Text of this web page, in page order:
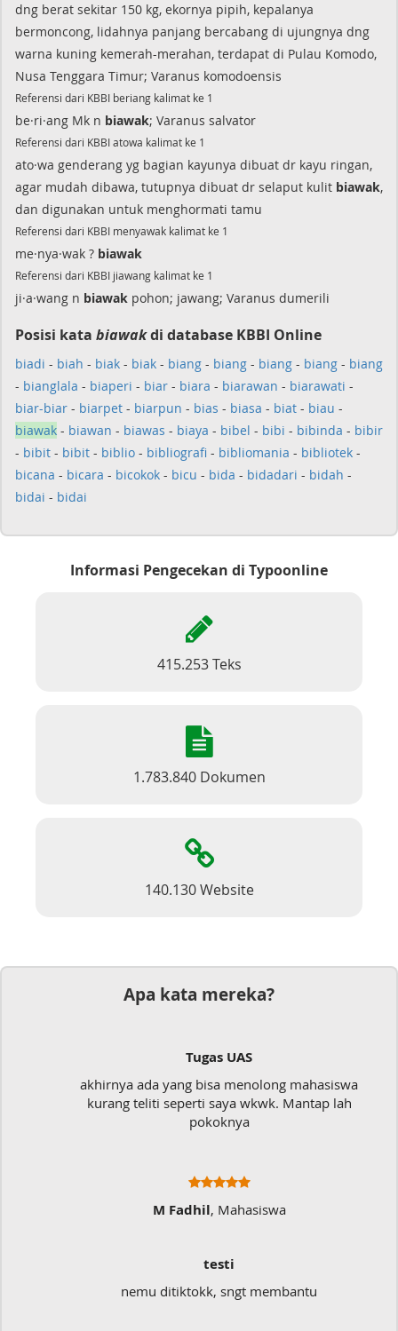
dng berat sekitar 150 kg, ekornya pipih, kepalanya
bermoncong, lidahnya panjang bercabang di ujungnya dng
warna kuning kemerah-merahan, terdapat di Pulau Komodo,
Nusa Tenggara Timur; Varanus komodoensis
Referensi dari KBBI beriang kalimat ke 1
be·ri·ang Mk n biawak; Varanus salvator
Referensi dari KBBI atowa kalimat ke 1
ato·wa genderang yg bagian kayunya dibuat dr kayu ringan,
agar mudah dibawa, tutupnya dibuat dr selaput kulit biawak,
dan digunakan untuk menghormati tamu
Referensi dari KBBI menyawak kalimat ke 1
me·nya·wak ? biawak
Referensi dari KBBI jiawang kalimat ke 1
ji·a·wang n biawak pohon; jawang; Varanus dumerili
Posisi kata biawakdi database KBBI Online
biadi - biah - biak - biak - biang - biang - biang - biang - biang
- bianglala - biaperi - biar - biara - biarawan - biarawati -
biar-biar - biarpet - biarpun - bias - biasa - biat - biau -
biawak - biawan - biawas - biaya - bibel - bibi - bibinda - bibir
- bibit - bibit - biblio - bibliografi - bibliomania - bibliotek -
bicana - bicara - bicokok - bicu - bida - bidadari - bidah -
bidai - bidai
Informasi Pengecekan di Typoonline
415.253 Teks
1.783.840 Dokumen
140.130 Website
Apa kata mereka?
Tugas UAS
akhirnya ada yang bisa menolong mahasiswa
kurang teliti seperti saya wkwk. Mantap lah
pokoknya
, Mahasiswa
nemu ditiktokk, sngt membantu